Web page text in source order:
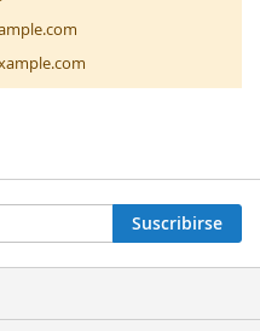
Suscribirse